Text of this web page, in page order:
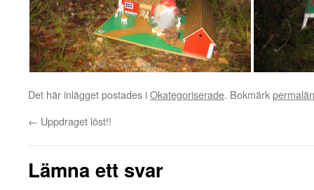
Det här inlägget postades iOkategoriserade. Bokmärk
← Uppdraget löst!!
Lämna ett svar